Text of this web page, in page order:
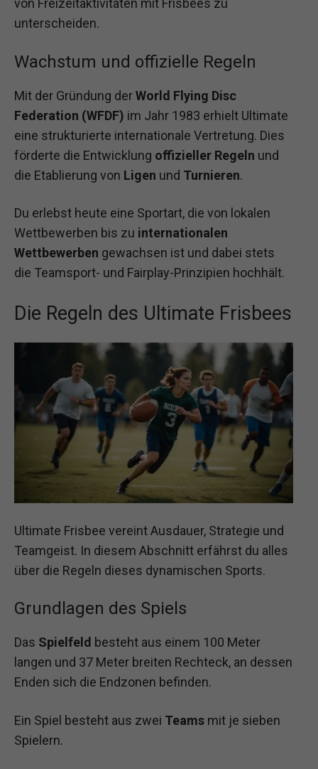
von Freizeitaktivitäten mit Frisbees zu
unterscheiden.
Wachstum und offizielle Regeln
Mit der Gründung derWorld Flying Disc
Federation (WFDF) im Jahr 1983 erhielt Ultimate
eine strukturierte internationale Vertretung. Dies
förderte die Entwicklung offizieller Regeln und
die Etablierung von Ligen und Turnieren.
Du erlebst heute eine Sportart, die von lokalen
Wettbewerben bis zu internationalen
Wettbewerben gewachsen ist und dabei stets
die Teamsport- und Fairplay-Prinzipien hochhält.
Die Regeln des Ultimate Frisbees
Ultimate Frisbee vereint Ausdauer, Strategie und
Teamgeist. In diesem Abschnitt erfährst du alles
über die Regeln dieses dynamischen Sports.
Grundlagen des Spiels
Das Spielfeld besteht aus einem 100 Meter
langen und 37 Meter breiten Rechteck, an dessen
Enden sich die Endzonen befinden.
Ein Spiel besteht aus zwei Teams mit je sieben
Spielern.